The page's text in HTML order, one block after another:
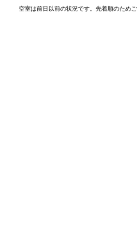
空室は前日以前の状況です。先着順のため